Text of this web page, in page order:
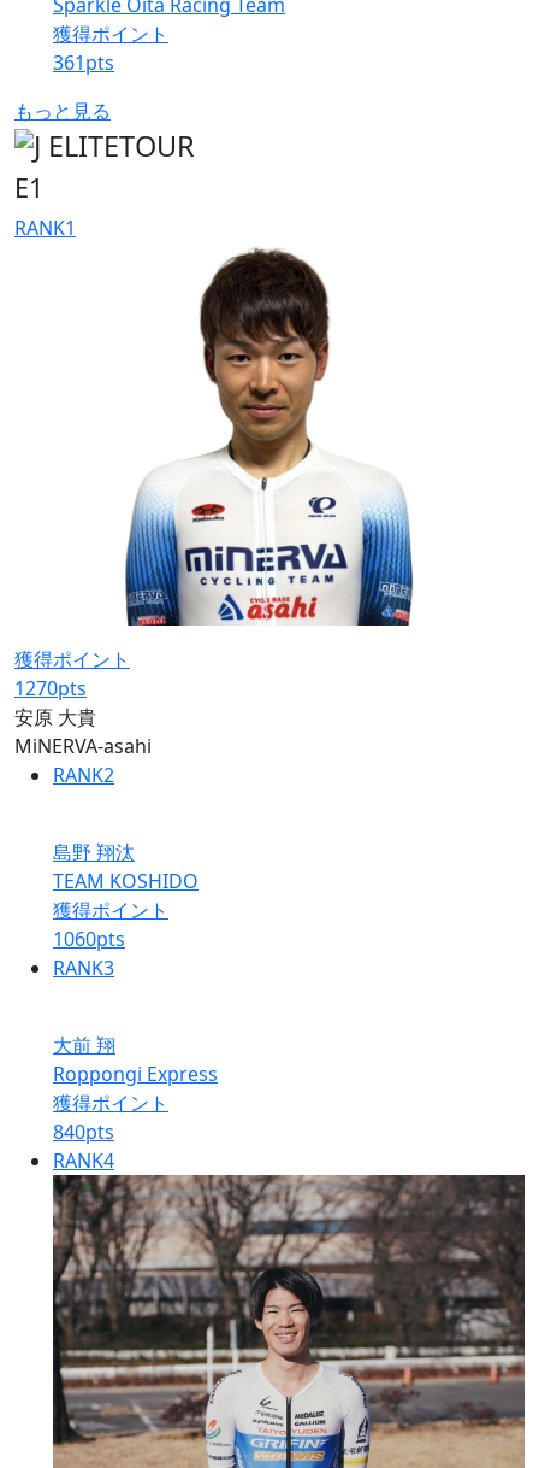
獲得ポイント
361pts
もっと見る
E1
RANK1
獲得ポイント
1270pts
安原 大貴
MiNERVA-asahi
RANK2
島野 翔汰
TEAM KOSHIDO
獲得ポイント
1060pts
RANK3
大前 翔
Roppongi Express
獲得ポイント
840pts
RANK4